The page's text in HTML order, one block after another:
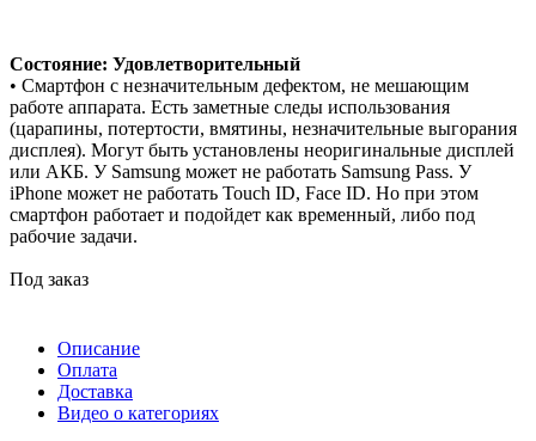
Состояние: Удовлетворительный
• Смартфон с незначительным дефектом, не мешающим
работе аппарата. Есть заметные следы использования
(царапины, потертости, вмятины, незначительные выгорания
дисплея). Могут быть установлены неоригинальные дисплей
или АКБ. У Samsung может не работать Samsung Pass. У
iPhone может не работать Touch ID, Face ID. Но при этом
смартфон работает и подойдет как временный, либо под
рабочие задачи.
Под заказ
Описание
Оплата
Доставка
Видео о категориях